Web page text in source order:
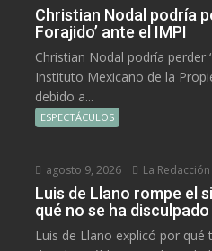
Christian Nodal podría
Forajido’ ante el IMPI
Christian Nodal podría perder
Instituto Mexicano de la
debido a...
ESPECTÁCULOS
agosto 9, 2026 La Redacción
Luis de Llano rompe el
qué no se ha
Luis de Llano explicó por